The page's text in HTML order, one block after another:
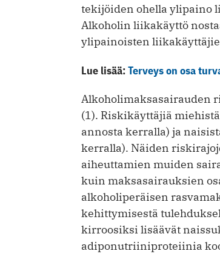
tekijöiden ohella ylipaino
Alkoholin liikakäyttö
ylipainoisten
Lue lisää:Terveys on osa
Alkoholimaksasairauden
(1). Riskikäyttäjiä
annosta kerralla) ja
kerralla). Näiden
aiheuttamien muiden
kuin maksasairauk­sien
alkoholiperäisen
kehittymisestä
kirroosiksi lisäävät
adiponutriiniproteiinia